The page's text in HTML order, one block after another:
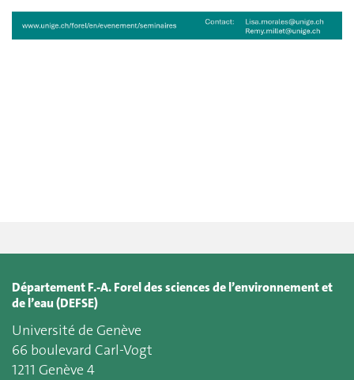
Département F.-A. Forel des sciences de l’environnement et
de l’eau (DEFSE)
Université de Genève
66 boulevard Carl-Vogt
1211 Genève 4